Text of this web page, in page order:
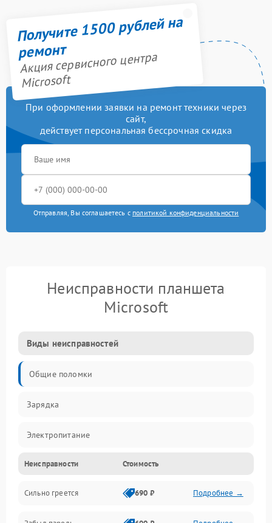
Получите 1500 рублей на
ремонт
Акция сервисного центра
Microsoft
При оформлении заявки на ремонт техники через
сайт,
действует персональная бессрочная скидка
Отправляя, Вы соглашаетесь с политикой конфиденциальности
Неисправности планшета
Microsoft
Виды неисправностей
Общие поломки
Зарядка
Электропитание
Экран и изображение
Дисплей
Неисправности Стоимость
Сильно греется 690 ₽ Подробнее →